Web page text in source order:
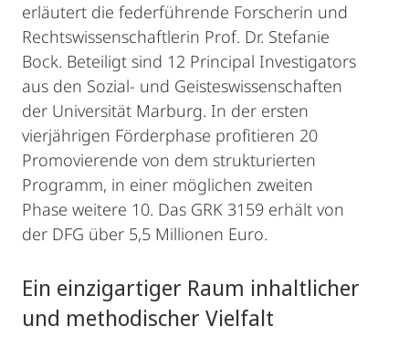
erläutert die federführende Forscherin und
Rechtswissenschaftlerin Prof. Dr. Stefanie
Bock. Beteiligt sind 12 Principal Investigators
aus den Sozial- und Geisteswissenschaften
der Universität Marburg. In der ersten
vierjährigen Förderphase profitieren 20
Promovierende von dem strukturierten
Programm, in einer möglichen zweiten
Phase weitere 10. Das GRK 3159 erhält von
der DFG über 5,5 Millionen Euro.
Ein einzigartiger Raum inhaltlicher
und methodischer Vielfalt